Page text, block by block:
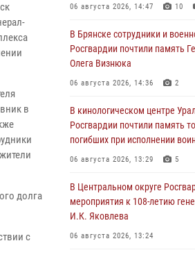
в
долга
с
06 августа 2026, 14:47 10
В Брянске сотрудники и
Росгвардии почтили память
Олега Визнюка
06 августа 2026, 14:36 2
В кинологическом центре
Росгвардии почтили память
погибших при исполнении
06 августа 2026, 13:29 5
В Центральном округе
мероприятия к 108‑летию
И.К. Яковлева
06 августа 2026, 13:24